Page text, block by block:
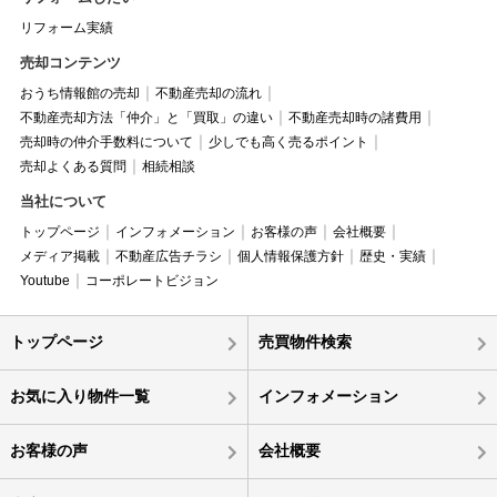
リフォーム実績
売却コンテンツ
おうち情報館の売却
不動産売却の流れ
不動産売却方法「仲介」と「買取」の違い
不動産売却時の諸費用
売却時の仲介手数料について
少しでも高く売るポイント
売却よくある質問
相続相談
当社について
トップページ インフォメーション お客様の声
会社概要
メディア掲載
不動産広告チラシ 個人情報保護方針
歴史・実績
Youtube
コーポレートビジョン
トップページ 売買物件検索
お気に入り物件一覧 インフォメーション
お客様の声 会社概要